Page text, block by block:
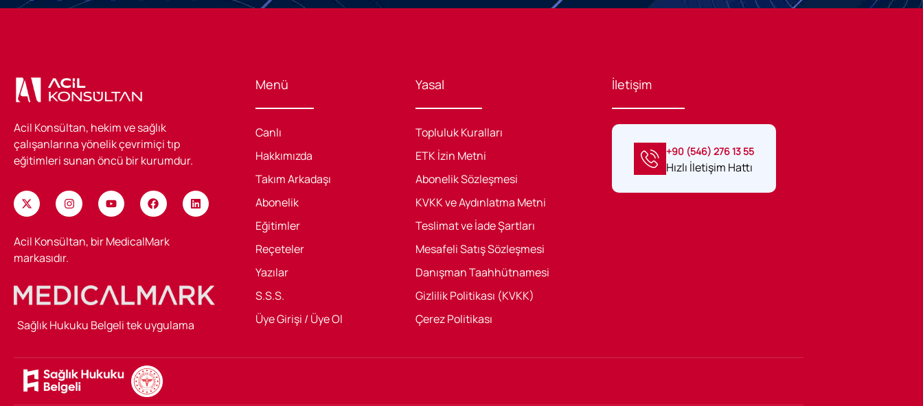
Acil Konsültan, hekim ve sağlık
çalışanlarına yönelik çevrimiçi tıp
eğitimleri sunan öncü bir kurumdur.
Acil Konsültan, bir MedicalMark
markasıdır.
Menü
Canlı
Hakkımızda
Takım Arkadaşı
Abonelik
Eğitimler
Reçeteler
Yazılar
S.S.S.
Üye Girişi / Üye Ol
Yasal
Topluluk Kuralları
ETK İzin Metni
Abonelik Sözleşmesi
KVKK ve Aydınlatma Metni
Teslimat ve İade Şartları
Mesafeli Satış Sözleşmesi
Danışman Taahhütnamesi
Gizlilik Politikası (KVKK)
Çerez Politikası
İletişim
+90 (546) 276 13 55
Hızlı İletişim Hattı
Sağlık Hukuku Belgeli tek uygulama